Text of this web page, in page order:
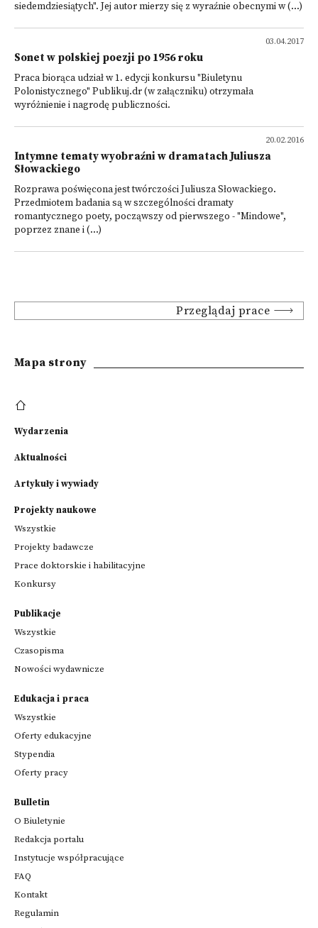
siedemdziesiątych". Jej autor mierzy się z wyraźnie obecnymi w (...)
03.04.2017
Sonet w polskiej poezji po 1956 roku
Praca biorąca udział w 1. edycji konkursu "Biuletynu
Polonistycznego" Publikuj.dr (w załączniku) otrzymała
wyróżnienie i nagrodę publiczności.
20.02.2016
Intymne tematy wyobraźni w dramatach Juliusza
Słowackiego
Rozprawa poświęcona jest twórczości Juliusza Słowackiego.
Przedmiotem badania są w szczególności dramaty
romantycznego poety, począwszy od pierwszego - "Mindowe",
poprzez znane i (...)
Przeglądaj prace
Mapa strony
Wydarzenia
Aktualności
Artykuły i wywiady
Projekty naukowe
Wszystkie
Projekty badawcze
Prace doktorskie i habilitacyjne
Konkursy
Publikacje
Wszystkie
Czasopisma
Nowości wydawnicze
Edukacja i praca
Wszystkie
Oferty edukacyjne
Stypendia
Oferty pracy
Bulletin
O Biuletynie
Redakcja portalu
Instytucje współpracujące
FAQ
Kontakt
Regulamin